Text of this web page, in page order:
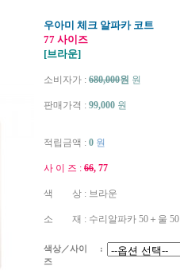
우아미 체크 알파카 코트
77 사이즈
[브라운]
소비자가 : 680,000원 원
판매가격 : 99,000 원
적립금액 : 0 원
사 이 즈 : 66, 77
색 상 : 브라운
소 재 : 수리알파카 50＋울 50
색상／사이
즈
: